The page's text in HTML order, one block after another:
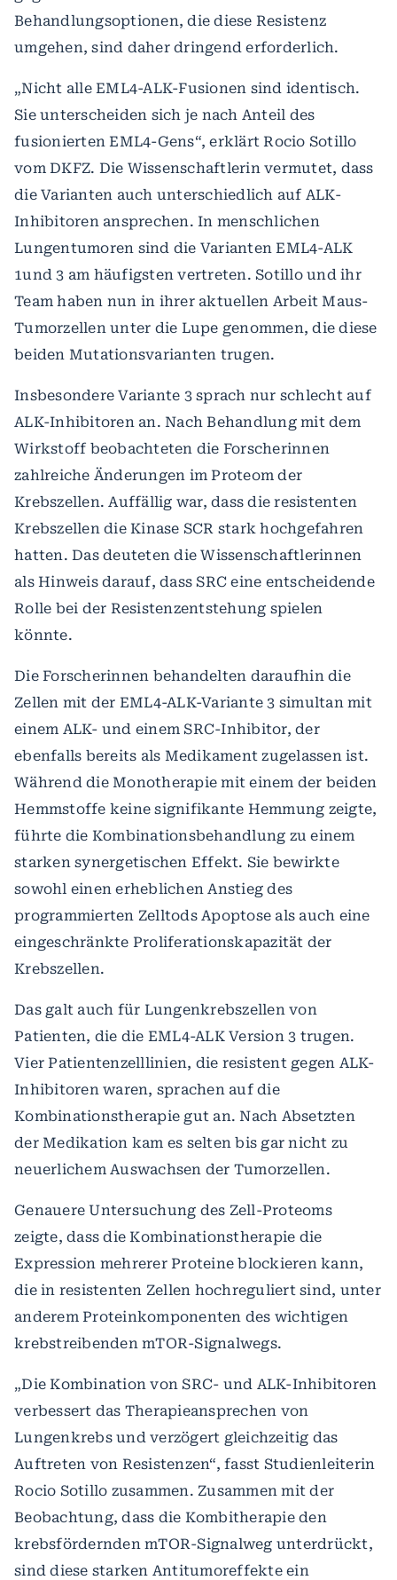
Behandlungsoptionen, die diese Resistenz
umgehen, sind daher dringend erforderlich.
„Nicht alle EML4-ALK-Fusionen sind identisch.
Sie unterscheiden sich je nach Anteil des
fusionierten EML4-Gens“, erklärt Rocio Sotillo
vom DKFZ. Die Wissenschaftlerin vermutet, dass
die Varianten auch unterschiedlich auf ALK-
Inhibitoren ansprechen. In menschlichen
Lungentumoren sind die Varianten EML4-ALK
1und 3 am häufigsten vertreten. Sotillo und ihr
Team haben nun in ihrer aktuellen Arbeit Maus-
Tumorzellen unter die Lupe genommen, die diese
beiden Mutationsvarianten trugen.
Insbesondere Variante 3 sprach nur schlecht auf
ALK-Inhibitoren an. Nach Behandlung mit dem
Wirkstoff beobachteten die Forscherinnen
zahlreiche Änderungen im Proteom der
Krebszellen. Auffällig war, dass die resistenten
Krebszellen die Kinase SCR stark hochgefahren
hatten. Das deuteten die Wissenschaftlerinnen
als Hinweis darauf, dass SRC eine entscheidende
Rolle bei der Resistenzentstehung spielen
könnte.
Die Forscherinnen behandelten daraufhin die
Zellen mit der EML4-ALK-Variante 3 simultan mit
einem ALK- und einem SRC-Inhibitor, der
ebenfalls bereits als Medikament zugelassen ist.
Während die Monotherapie mit einem der beiden
Hemmstoffe keine signifikante Hemmung zeigte,
führte die Kombinationsbehandlung zu einem
starken synergetischen Effekt. Sie bewirkte
sowohl einen erheblichen Anstieg des
programmierten Zelltods Apoptose als auch eine
eingeschränkte Proliferationskapazität der
Krebszellen.
Das galt auch für Lungenkrebszellen von
Patienten, die die EML4-ALK Version 3 trugen.
Vier Patientenzelllinien, die resistent gegen ALK-
Inhibitoren waren, sprachen auf die
Kombinationstherapie gut an. Nach Absetzten
der Medikation kam es selten bis gar nicht zu
neuerlichem Auswachsen der Tumorzellen.
Genauere Untersuchung des Zell-Proteoms
zeigte, dass die Kombinationstherapie die
Expression mehrerer Proteine blockieren kann,
die in resistenten Zellen hochreguliert sind, unter
anderem Proteinkomponenten des wichtigen
krebstreibenden mTOR-Signalwegs.
„Die Kombination von SRC- und ALK-Inhibitoren
verbessert das Therapieansprechen von
Lungenkrebs und verzögert gleichzeitig das
Auftreten von Resistenzen“, fasst Studienleiterin
Rocio Sotillo zusammen. Zusammen mit der
Beobachtung, dass die Kombitherapie den
krebsfördernden mTOR-Signalweg unterdrückt,
sind diese starken Antitumoreffekte ein